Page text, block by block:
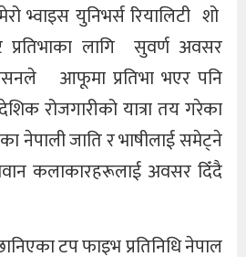
भ्वाइस युनिभर्स रियालिटी शो
प्रतिभाका लागि सुवर्ण अवसर
आफूमा प्रतिभा भएर पनि
रोजगारीको यात्रा तय गरेका
नेपाली जाति र भाषीलाई समेट्ने
कलाकारहरूलाई अवसर दिँदै
टप फाइभ प्रतिनिधि नेपाल